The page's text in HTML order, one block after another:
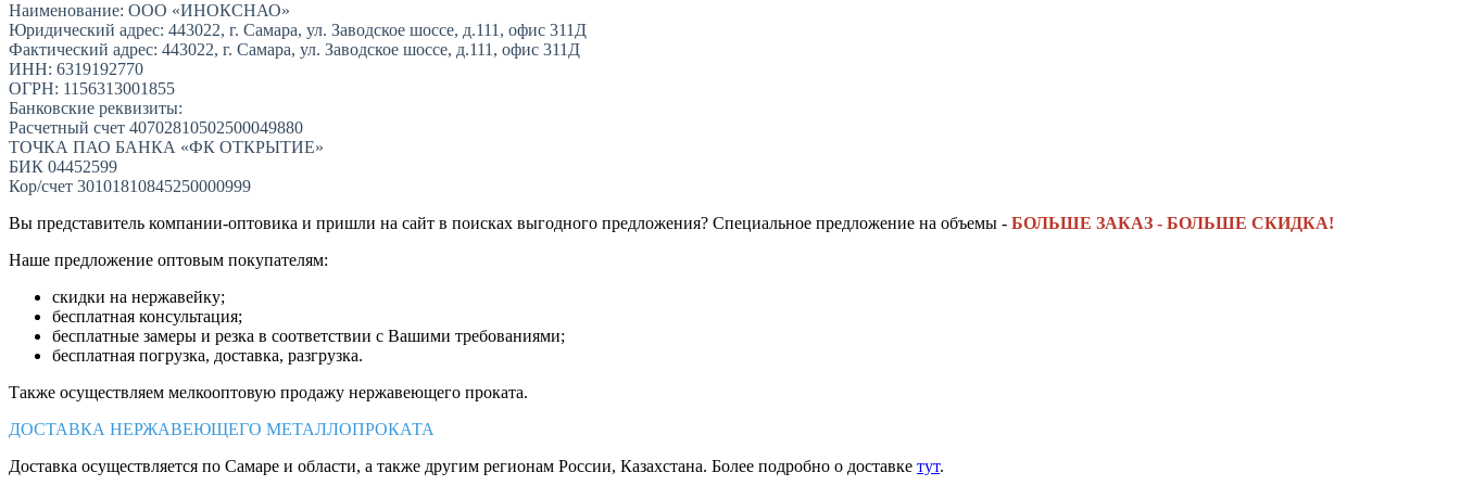
Наименование: ООО «ИНОКСНАО»
Юридический адрес: 443022, г. Самара, ул. Заводское шоссе, д.111, офис 311Д
Фактический адрес: 443022, г. Самара, ул. Заводское шоссе, д.111, офис 311Д
ИНН: 6319192770
ОГРН: 1156313001855
Банковские реквизиты:
Расчетный счет 40702810502500049880
ТОЧКА ПАО БАНКА «ФК ОТКРЫТИЕ»
БИК 04452599
Кор/счет 30101810845250000999
Вы представитель компании-оптовика и пришли на сайт в поисках выгодного предложения? Специальное предложение на объемы - БОЛЬШЕ ЗАКАЗ - БОЛЬШЕ СКИДКА!
Наше предложение оптовым покупателям:
скидки на нержавейку;
бесплатная консультация;
бесплатные замеры и резка в соответствии с Вашими требованиями;
бесплатная погрузка, доставка, разгрузка.
Также осуществляем мелкооптовую продажу нержавеющего проката.
ДОСТАВКА НЕРЖАВЕЮЩЕГО МЕТАЛЛОПРОКАТА
Доставка осуществляется по Самаре и области, а также другим регионам России, Казахстана. Более подробно о доставке тут.